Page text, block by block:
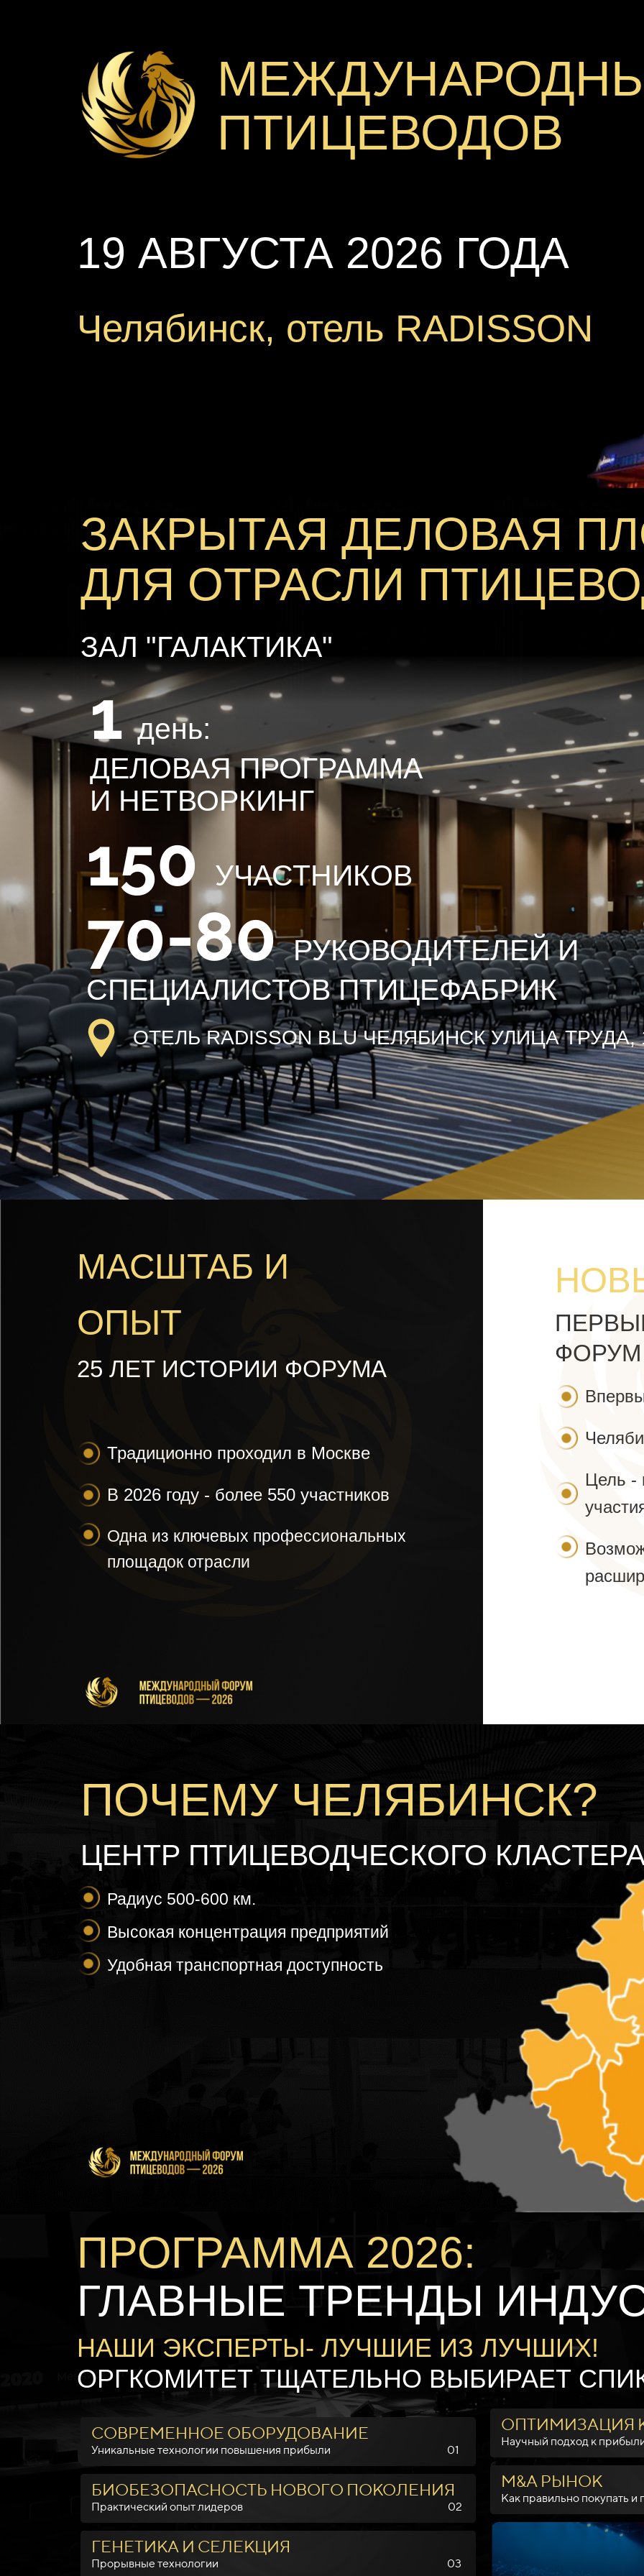
ПТИЦЕВОДОВ
19 АВГУСТА 2026 ГОДА
Челябинск, отель RADISSON
ЗАКРЫТАЯ ДЕЛОВАЯ
ДЛЯ ОТРАСЛИ
ЗАЛ "ГАЛАКТИКА"
1 день:
ДЕЛОВАЯ ПРОГРАММА
И НЕТВОРКИНГ
150 УЧАСТНИКОВ
70-80РУКОВОДИТЕЛЕЙ И
СПЕЦИАЛИСТОВ ПТИЦЕФАБРИК
ОТЕЛЬ RADISSON BLU ЧЕЛЯБИНСК УЛИЦА ТРУДА,
МАСШТАБ И
ОПЫТ
25 ЛЕТ ИСТОРИИ ФОРУМА
Традиционно проходил в Москве
В 2026 году - более 550 участников
Одна из ключевых профессиональных
площадок отрасли
ФОРУМ
Цель -
ПОЧЕМУ ЧЕЛЯБИНСК?
ЦЕНТР ПТИЦЕВОДЧЕСКОГО
Радиус 500-600 км.
Высокая концентрация предприятий
Удобная транспортная доступность
ПРОГРАММА 2026:
ГЛАВНЫЕ ТРЕНДЫ
НАШИ ЭКСПЕРТЫ- ЛУЧШИЕ ИЗ ЛУЧШИХ!
ОРГКОМИТЕТ ТЩАТЕЛЬНО ВЫБИРАЕТ
СОВРЕМЕННОЕ ОБОРУДОВАНИЕ
Уникальные технологии повышения прибыли 01
БИОБЕЗОПАСНОСТЬ НОВОГО ПОКОЛЕНИЯ
Практический опыт лидеров 02
ГЕНЕТИКА И СЕЛЕКЦИЯ
Прорывные технологии 03
ОПТИМИЗАЦИЯ
Научный
М&А РЫНОК
Как правильно